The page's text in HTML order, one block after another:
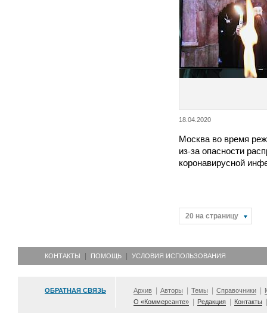
18.04.2020
Москва во время
из-за опасности
коронавирусной
20 на страницу
КОНТАКТЫ ПОМОЩЬ УСЛОВИЯ ИСПОЛЬЗОВАНИЯ
ОБРАТНАЯ СВЯЗЬ Архив Авторы Темы Справочники
О «Коммерсанте»
Редакция Контакты